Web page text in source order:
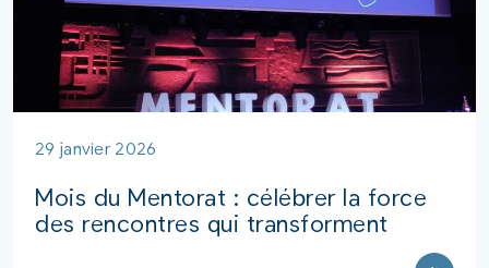
29 janvier 2026
Mois du Mentorat : célébrer la force
des rencontres qui transforment